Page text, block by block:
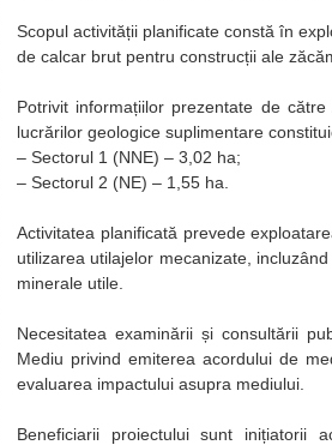
Scopul activității planificate constă în
de calcar brut pentru construcții ale
Potrivit informațiilor prezentate de
lucrărilor geologice suplimentare
– Sectorul 1 (NNE) – 3,02 ha;
– Sectorul 2 (NE) – 1,55 ha.
Activitatea planificată prevede
utilizarea utilajelor mecanizate,
minerale utile.
Necesitatea examinării și consultării
Mediu privind emiterea acordului de
evaluarea impactului asupra mediului.
Beneficiarii proiectului sunt inițiatorii